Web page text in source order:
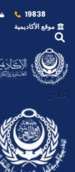
19838
موقع الأكاديمية
إغلاق